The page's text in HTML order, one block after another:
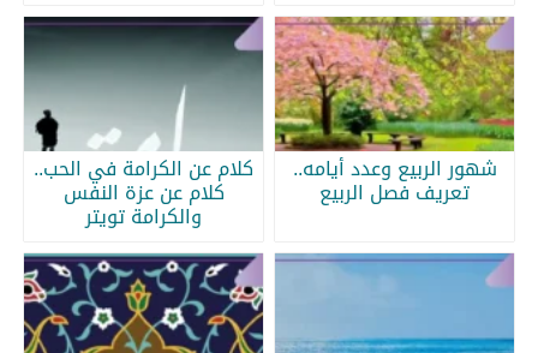
شهور الربيع وعدد أيامه..
تعريف فصل الربيع
كلام عن الكرامة في الحب..
كلام عن عزة النفس
والكرامة تويتر